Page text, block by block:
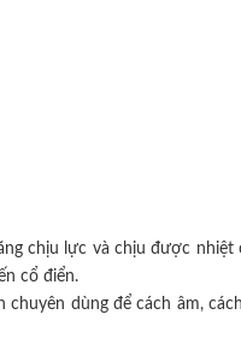
chịu lực và chịu được nhiệt
cổ điển.
dùng để cách âm,